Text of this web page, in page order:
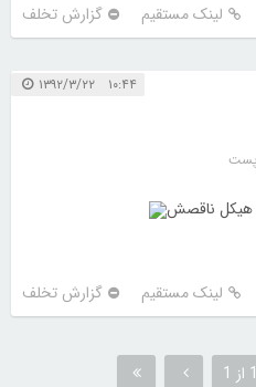
لینک مستقیم گزارش تخلف
۱۰:۴۴ ۱۳۹۲/۳/۲۲
هیکل ناقصش
لینک مستقیم گزارش تخلف
1 از 1